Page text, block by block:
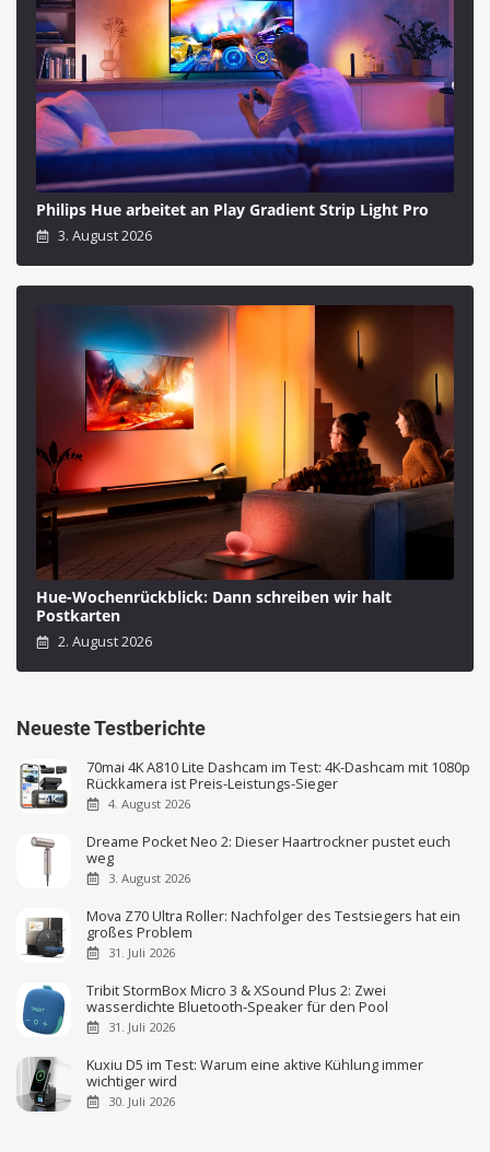
Philips Hue arbeitet an Play Gradient Strip Light Pro
3. August 2026
Hue-Wochenrückblick: Dann schreiben wir halt
Postkarten
2. August 2026
Neueste Testberichte
70mai 4K A810 Lite Dashcam im Test: 4K-Dashcam mit 1080p
Rückkamera ist Preis-Leistungs-Sieger
4. August 2026
Dreame Pocket Neo 2: Dieser Haartrockner pustet euch
weg
3. August 2026
Mova Z70 Ultra Roller: Nachfolger des Testsiegers hat ein
großes Problem
31. Juli 2026
Tribit StormBox Micro 3 & XSound Plus 2: Zwei
wasserdichte Bluetooth-Speaker für den Pool
31. Juli 2026
Kuxiu D5 im Test: Warum eine aktive Kühlung immer
wichtiger wird
30. Juli 2026